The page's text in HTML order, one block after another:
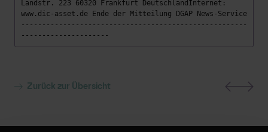
Landstr. 223 60320 Frankfurt DeutschlandInternet:
www.dic-asset.de Ende der Mitteilung DGAP News-Service
------------------------------------------------------
---------------------
Zurück zur Übersicht